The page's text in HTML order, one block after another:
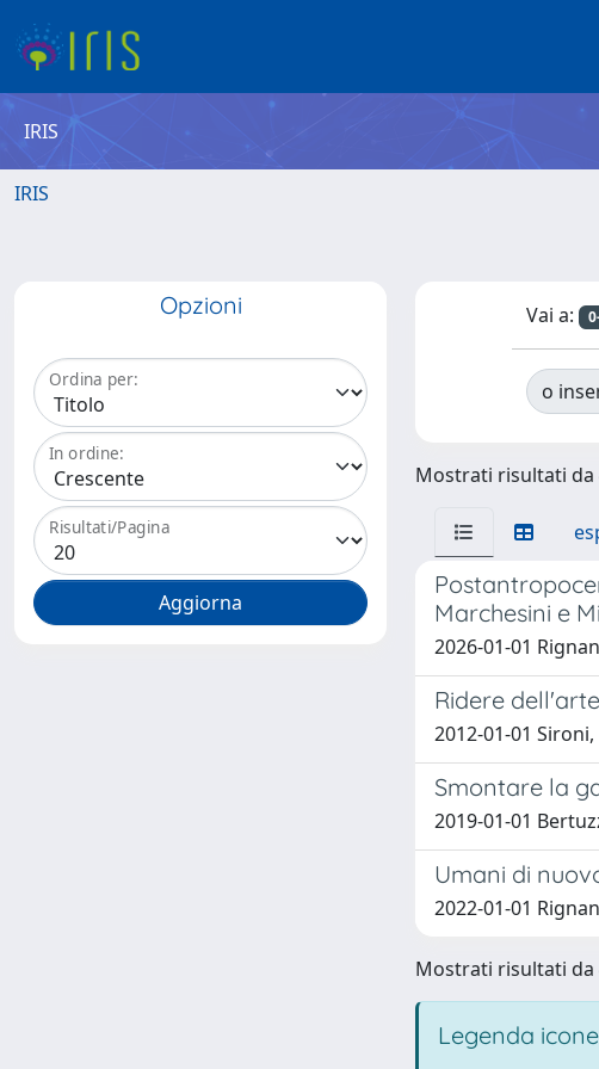
IRIS
IRIS
Opzioni
Ordina per:
In ordine:
Risultati/Pagina
Vai a:
o
Mostrati risultati da
Marchesini e
2026-01-01
Ridere
2012-01-01
Smontare la
2019-01-01
Umani di
2022-01-01
Mostrati risultati da
Legenda icone